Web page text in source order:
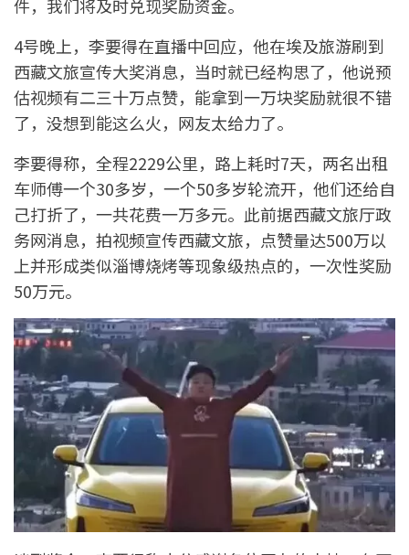
件，我们将及时兑现奖励资金。
4号晚上，李要得在直播中回应，他在埃及旅游刷到
西藏文旅宣传大奖消息，当时就已经构思了，他说预
估视频有二三十万点赞，能拿到一万块奖励就很不错
了，没想到能这么火，网友太给力了。
李要得称，全程2229公里，路上耗时7天，两名出租
车师傅一个30多岁，一个50多岁轮流开，他们还给自
己打折了，一共花费一万多元。此前据西藏文旅厅政
务网消息，拍视频宣传西藏文旅，点赞量达500万以
上并形成类似淄博烧烤等现象级热点的，一次性奖励
50万元。